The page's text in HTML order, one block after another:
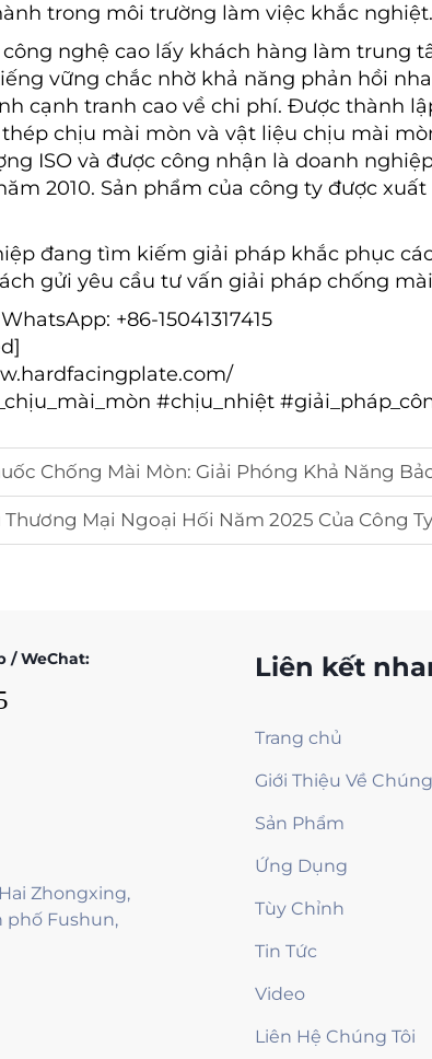
trong môi trường làm việc khắc nghiệt.
nghệ cao lấy khách hàng làm trung
vững chắc nhờ khả năng phản hồi
cạnh tranh cao về chi phí. Được thành
chịu mài mòn và vật liệu chịu mài
ISO và được công nhận là doanh
2010. Sản phẩm của công ty được
đang tìm kiếm giải pháp khắc phục
gửi yêu cầu tư vấn giải pháp chống
+86-15041317415
#chịu_nhiệt
Chống Mài Mòn: Giải Phóng Khả Năng Bảo
Mại Ngoại Hối Năm 2025 Của Công Ty TNHH Kỹ Thuật Bề Mặt Hàn Cứng
/ WeChat:
Zhongxing,
phố Fushun,
Liên kết
Trang chủ
Giới Thiệu Về
Sản Phẩm
Ứng Dụng
Tùy Chỉnh
Tin Tức
Video
Liên Hệ Chúng Tôi